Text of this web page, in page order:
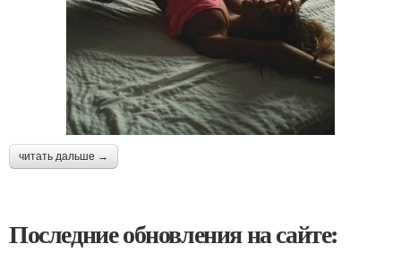
читать дальше →
Последние обновления на сайте: